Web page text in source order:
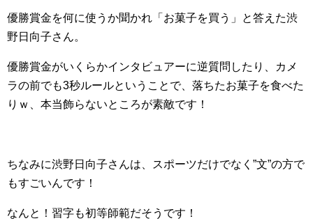
優勝賞金を何に使うか聞かれ「お菓子を買う」と答えた渋
野日向子さん。
優勝賞金がいくらかインタビュアーに逆質問したり、カメ
ラの前でも3秒ルールということで、落ちたお菓子を食べた
りｗ、本当飾らないところが素敵です！
ちなみに渋野日向子さんは、スポーツだけでなく”文”の方で
もすごいんです！
なんと！習字も初等師範だそうです！